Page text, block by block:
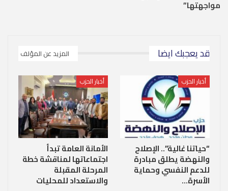
مواجهتها”
قد يعجبك ايضا المزيد عن المؤلف
أخبار الحزب
“حياتنا غالية”.. الإصلاح
والنهضة يطلق مبادرة
للدعم النفسي وحماية
الأسرة…
أخبار الحزب
الأمانة العامة تبدأ
اجتماعاتها لمناقشة خطة
المرحلة المقبلة
والاستعداد للمحليات